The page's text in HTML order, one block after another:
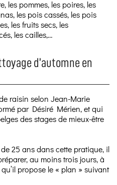
les pommes, les poires, les
les pois cassés, les pois
les fruits secs, les
les cailles,…
d’automne en
raisin selon Jean-Marie
par Désiré Mérien, et qui
des stages de mieux-être
25 ans dans cette pratique, il
au moins trois jours, à
propose le « plan » suivant